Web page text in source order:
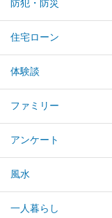
防犯・防災
住宅ローン
体験談
ファミリー
アンケート
風水
一人暮らし